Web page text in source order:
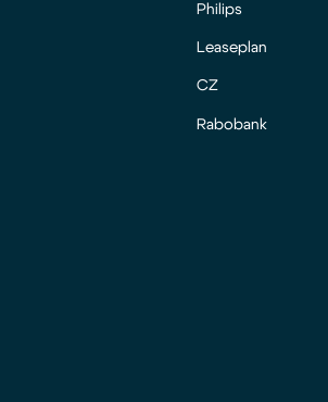
Philips
Leaseplan
CZ
Rabobank